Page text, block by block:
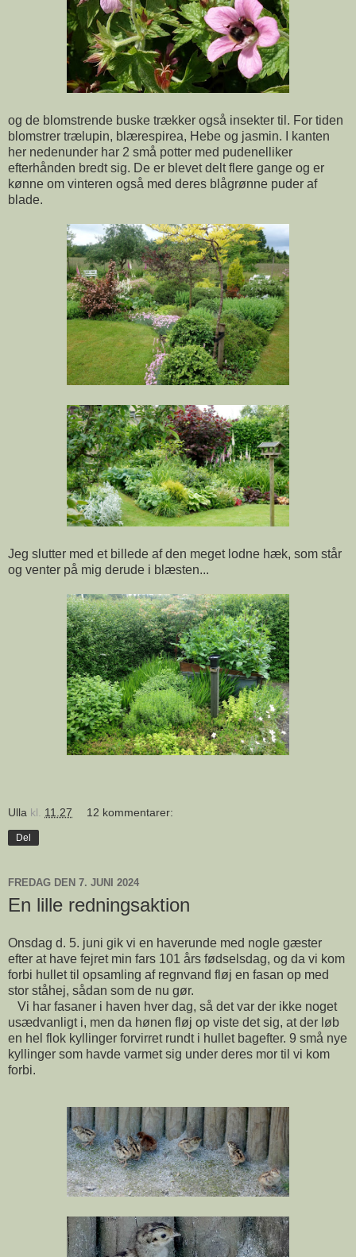
og de blomstrende buske trækker også insekter til. For tiden
blomstrer trælupin, blærespirea, Hebe og jasmin. I kanten
her nedenunder har 2 små potter med pudenelliker
efterhånden bredt sig. De er blevet delt flere gange og er
kønne om vinteren også med deres blågrønne puder af
blade.
Jeg slutter med et billede af den meget lodne hæk, som står
og venter på mig derude i blæsten...
Ulla kl. 11.27 12 kommentarer:
Del
FREDAG DEN 7. JUNI 2024
En lille redningsaktion
Onsdag d. 5. juni gik vi en haverunde med nogle gæster
efter at have fejret min fars 101 års fødselsdag, og da vi kom
forbi hullet til opsamling af regnvand fløj en fasan op med
stor ståhej, sådan som de nu gør.
Vi har fasaner i haven hver dag, så det var der ikke noget
usædvanligt i, men da hønen fløj op viste det sig, at der løb
en hel flok kyllinger forvirret rundt i hullet bagefter. 9 små nye
kyllinger som havde varmet sig under deres mor til vi kom
forbi.